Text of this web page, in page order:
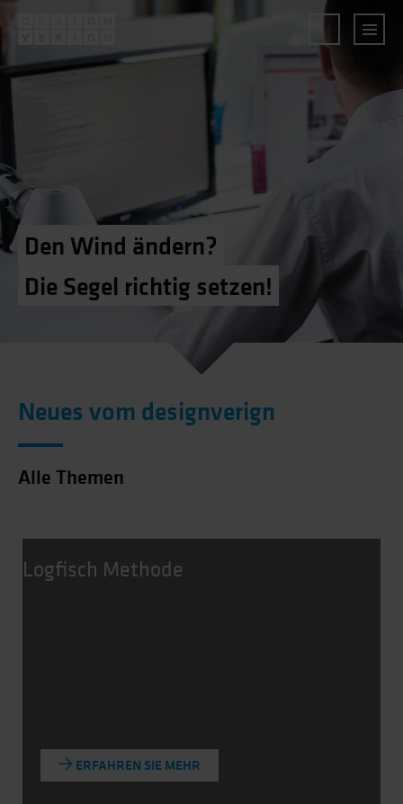
Den Wind ändern?
Die Segel richtig setzen!
Neues vom designverign
Alle Themen
Logfisch Methode
ERFAHREN SIE MEHR